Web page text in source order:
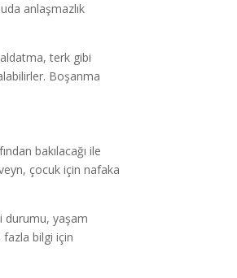
anlaşmazlık
terk gibi
Boşanma
bakılacağı ile
çocuk için nafaka
durumu, yaşam
bilgi için